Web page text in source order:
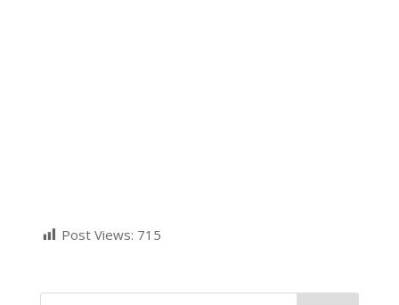
Post Views: 715